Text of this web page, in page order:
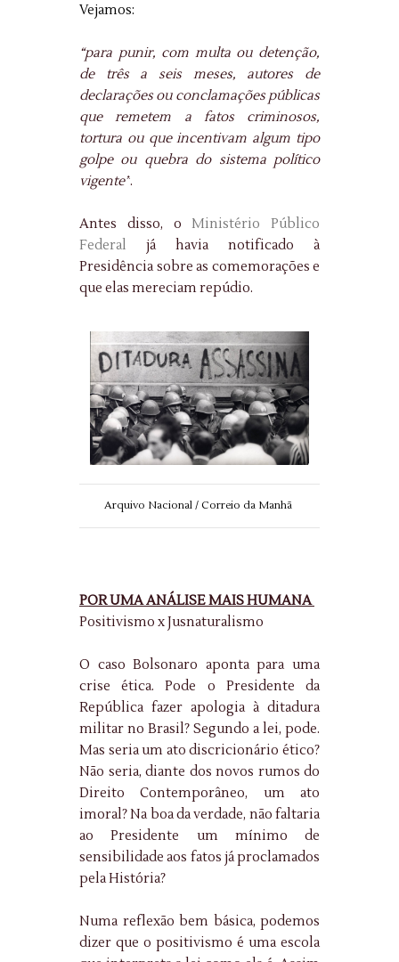
Vejamos:
“para punir, com multa ou detenção,
de três a seis meses, autores de
declarações ou conclamações públicas
que remetem a fatos criminosos,
tortura ou que incentivam algum tipo
golpe ou quebra do sistema político
vigente”.
Antes disso, oMinistério Público
Federal já havia notificado à
Presidência sobre as comemorações e
que elas mereciam repúdio.
Arquivo Nacional / Correio da Manhã
POR UMA ANÁLISE MAIS HUMANA
Positivismo x Jusnaturalismo
O caso Bolsonaro aponta para uma
crise ética. Pode o Presidente da
República fazer apologia à ditadura
militar no Brasil? Segundo a lei, pode.
Mas seria um ato discricionário ético?
Não seria, diante dos novos rumos do
Direito Contemporâneo, um ato
imoral? Na boa da verdade, não faltaria
ao Presidente um mínimo de
sensibilidade aos fatos já proclamados
pela História?
Numa reflexão bem básica, podemos
dizer que o positivismo é uma escola